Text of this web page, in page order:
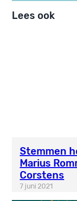
Lees ook
Stemmen
Marius
Corstens
7 juni 2021